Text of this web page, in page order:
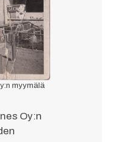
myymälä
Oy:n